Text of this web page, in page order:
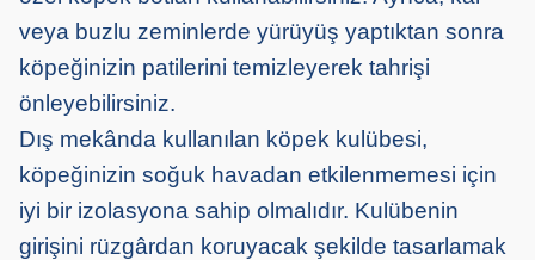
veya buzlu zeminlerde yürüyüş yaptıktan sonra
köpeğinizin patilerini temizleyerek tahrişi
önleyebilirsiniz.
Dış mekânda kullanılan köpek kulübesi,
köpeğinizin soğuk havadan etkilenmemesi için
iyi bir izolasyona sahip olmalıdır. Kulübenin
girişini rüzgârdan koruyacak şekilde tasarlamak